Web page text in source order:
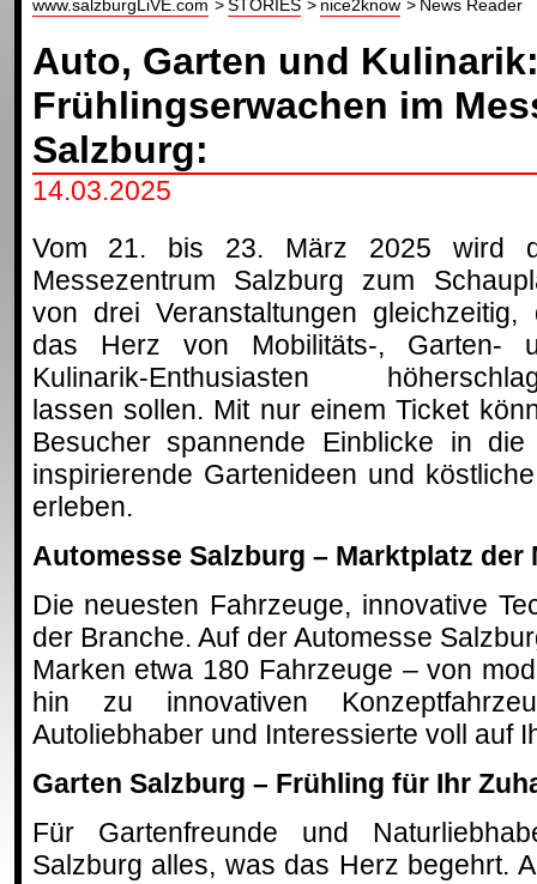
www.salzburgLiVE.com STORIES nice2know News Reader
Auto, Garten und
Frühlingserwachen im
Salzburg:
14.03.2025
Vom 21. bis 23. März 2025 wird
Messezentrum Salzburg zum
von drei Veranstaltungen gleichzeitig,
das Herz von Mobilitäts-, Garten-
Kulinarik-Enthusiasten
lassen sollen. Mit nur einem Ticket
Besucher spannende Einblicke in
inspirierende Gartenideen und
erleben.
Automesse Salzburg – Marktplatz der
Die neuesten Fahrzeuge, innovative
der Branche. Auf der Automesse
Marken etwa 180 Fahrzeuge – von
hin zu innovativen
Autoliebhaber und Interessierte voll auf
Garten Salzburg – Frühling für Ihr
Für Gartenfreunde und
Salzburg alles, was das Herz begehrt.